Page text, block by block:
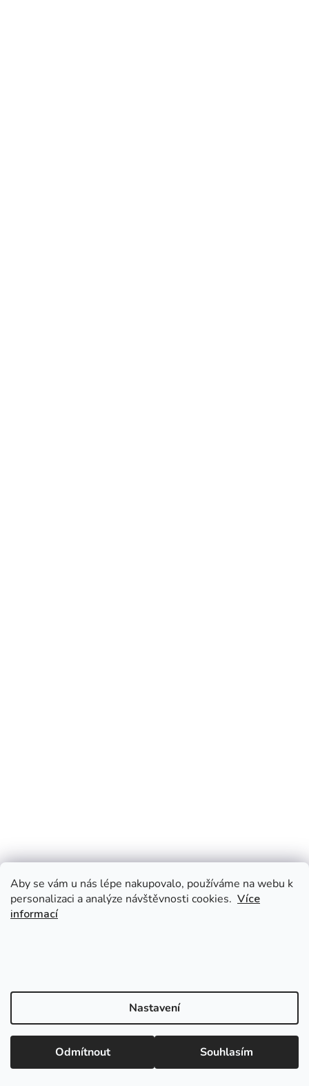
Aby se vám u nás lépe nakupovalo, používáme na webu k
personalizaci a analýze návštěvnosti cookies. Více
informací
Nastavení
Odmítnout Souhlasím